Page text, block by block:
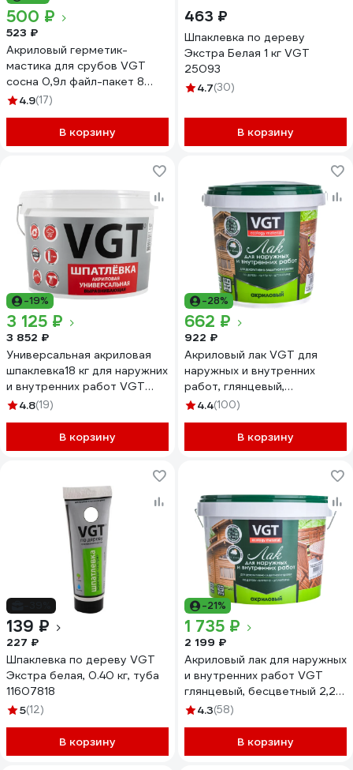
500 ₽
523 ₽
Акриловый герметик-
мастика для срубов VGT
сосна 0,9л файл-пакет 8
11603021
4.9(17)
В корзину
463 ₽
Шпаклевка по дереву
Экстра Белая 1 кг VGT
25093
4.7(30)
В корзину
-19%
3 125 ₽
3 852 ₽
Универсальная акриловая
шпаклевка18 кг для наружних
и внутренних работ VGT
57645
4.8(19)
В корзину
-28%
662 ₽
922 ₽
Акриловый лак VGT для
наружных и внутренних
работ, глянцевый,
бесцветный 0,9 кг 11600826
4.4(100)
В корзину
139 ₽
227 ₽
Шпаклевка по дереву VGT
Экстра белая, 0.40 кг, туба
11607818
5(12)
В корзину
-21%
1 735 ₽
2 199 ₽
Акриловый лак для наружных
и внутренних работ VGT
глянцевый, бесцветный 2,2
кг 11601878
4.3(58)
В корзину